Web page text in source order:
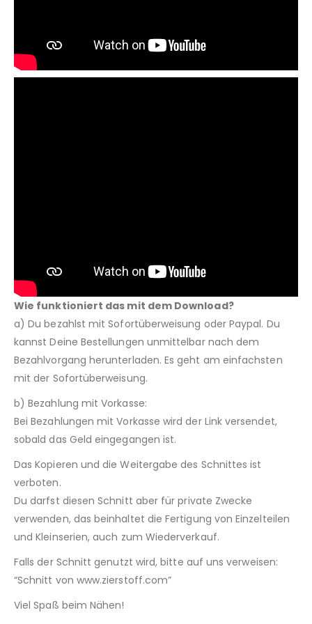
Wie funktioniert das mit dem Download?
a) Du bezahlst mit Sofortüberweisung oder Paypal. Du
kannst Deine Bestellungen unmittelbar nach dem
Bezahlvorgang herunterladen. Es geht am einfachsten
mit der Sofortüberweisung.
b) Bezahlung mit Vorkasse:
Bei Bezahlungen mit Vorkasse wird der Link versendet,
sobald das Geld eingegangen ist.
Das Kopieren und die Weitergabe des Schnittes ist
verboten.
Du darfst diesen Schnitt aber für private Zwecke
verwenden, das beinhaltet die Fertigung von Einzelteilen
und Kleinserien, auch zum Wiederverkauf.
Falls der Schnitt genutzt wird, bitte auf uns verweisen:
“Schnitt von www.zierstoff.com”
Viel Spaß beim Nähen!